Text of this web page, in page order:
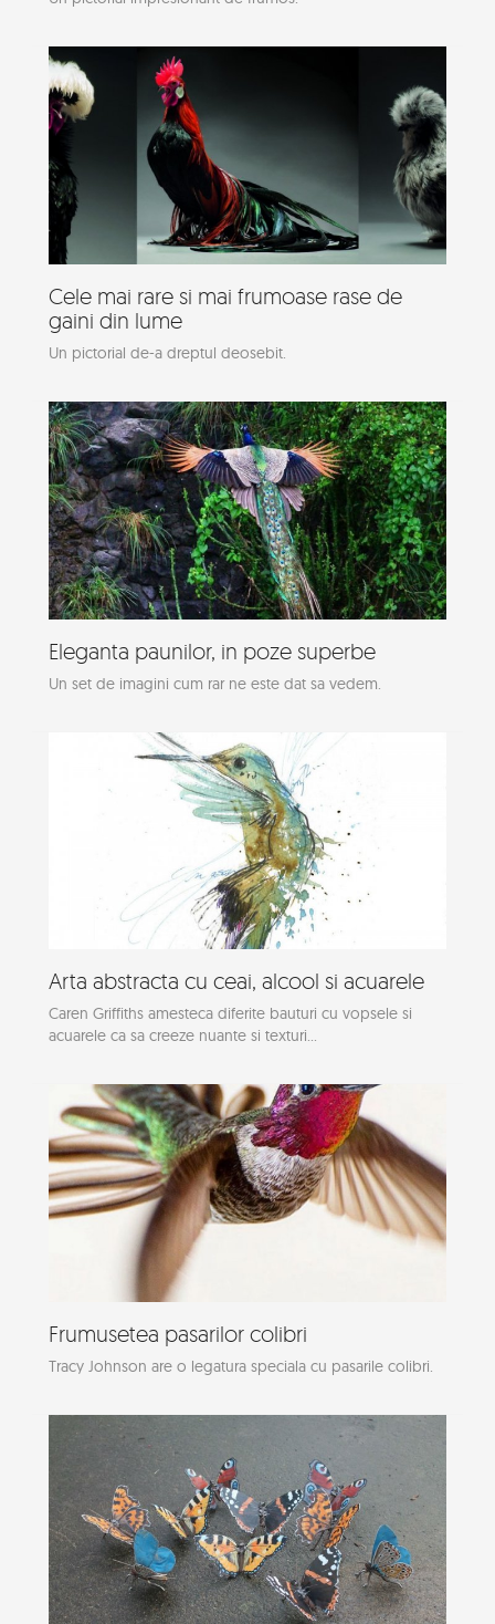
Cele mai rare si mai frumoase rase de
gaini din lume
Un pictorial de-a dreptul deosebit.
Eleganta paunilor, in poze superbe
Un set de imagini cum rar ne este dat sa vedem.
Arta abstracta cu ceai, alcool si acuarele
Caren Griffiths amesteca diferite bauturi cu vopsele si
acuarele ca sa creeze nuante si texturi...
Frumusetea pasarilor colibri
Tracy Johnson are o legatura speciala cu pasarile colibri.